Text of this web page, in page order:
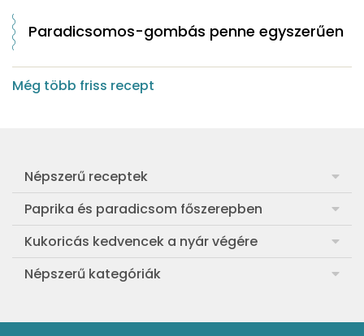
Paradicsomos-gombás penne egyszerűen
Még több friss recept
Népszerű receptek
Frankfurti leves
Egyszerű muffin
Aranygaluska
Egyszerű krumplifőzelék
Paprika és paradicsom főszerepben
Pan con Tomate
Paradicsom és paprika eltevése télre
Paradicsomos húsgombóc
Kukoricás kedvencek a nyár végére
Legfinomabb főtt kukorica
Bang bang kukorica
Népszerű kategóriák